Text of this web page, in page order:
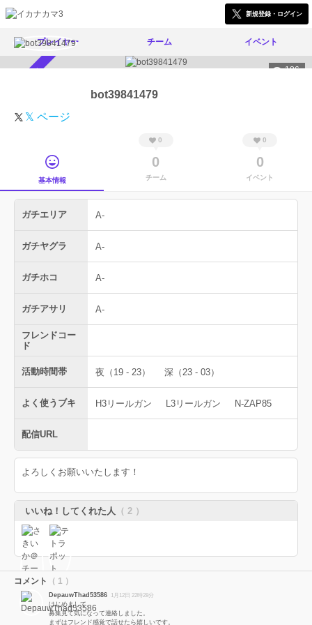
新規登録・ログイン
プレイヤー チーム イベント
186
bot39841479
𝕏 ページ
基本情報
0
0
チーム
0
0
イベント
ガチエリア A-
ガチヤグラ A-
ガチホコ A-
ガチアサリ A-
フレンドコー
ド
活動時間帯 夜（19 - 23） 深（23 - 03）
よく使うブキ H3リールガン L3リールガン N-ZAP85
配信URL
よろしくお願いいたします！
いいね！してくれた人 （ 2 ）
コメント （ 1 ）
DepauwThad53586 1月12日 22時28分
はじめまして。
募集見て気になって連絡しました。
まずはフレンド感覚で話せたら嬉しいです。